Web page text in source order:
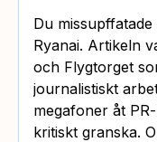
Du
Ryanai. Artikeln
och Flygtorget
journalistiskt
megafoner åt
kritiskt granska.